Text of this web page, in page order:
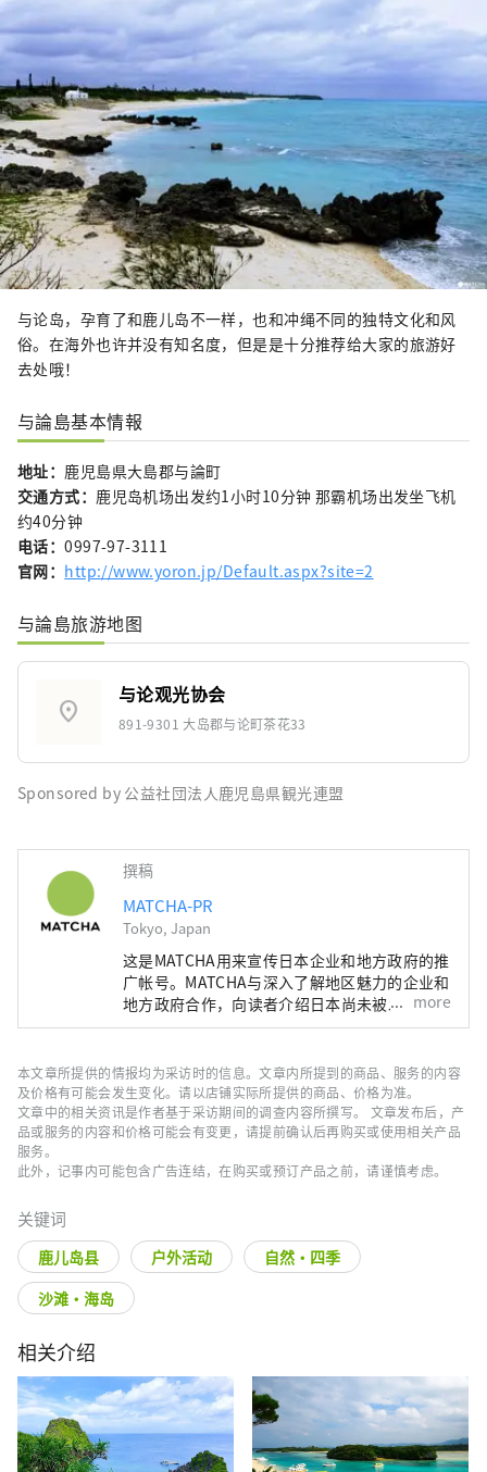
与论岛，孕育了和鹿儿岛不一样，也和冲绳不同的独特文化和风
俗。在海外也许并没有知名度，但是是十分推荐给大家的旅游好
去处哦！
与論島基本情報
地址： 鹿児島県大島郡与論町
交通方式： 鹿児岛机场出发约1小时10分钟 那霸机场出发坐飞机
约40分钟
电话：0997-97-3111
官网： http://www.yoron.jp/Default.aspx?site=2
与論島旅游地图
location_on
与论观光协会
891-9301 大岛郡与论町茶花33
Sponsored by 公益社団法人鹿児島県観光連盟
撰稿
MATCHA-PR
Tokyo, Japan
这是MATCHA用来宣传日本企业和地方政府的推
广帐号。MATCHA与深入了解地区魅力的企业和
地方政府合作，向读者介绍日本尚未被发现的魅
力！同时我们也根据该地区的政府和企业等提供
more
本文章所提供的情报均为采访时的信息。文章内所提到的商品、服务的内容
及价格有可能会发生变化。请以店铺实际所提供的商品、价格为准。
文章中的相关资讯是作者基于采访期间的调查内容所撰写。 文章发布后，产
品或服务的内容和价格可能会有变更，请提前确认后再购买或使用相关产品
服务。
此外，记事内可能包含广告连结，在购买或预订产品之前，请谨慎考虑。
关键词
鹿儿岛县 户外活动
自然・四季
沙滩・海岛
相关介绍